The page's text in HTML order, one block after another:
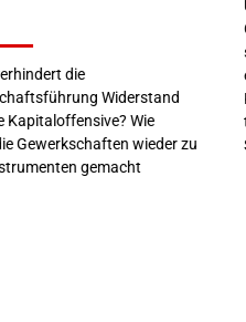
die
Widerstand
Kapitaloffensive? Wie
Gewerkschaften wieder zu
gemacht